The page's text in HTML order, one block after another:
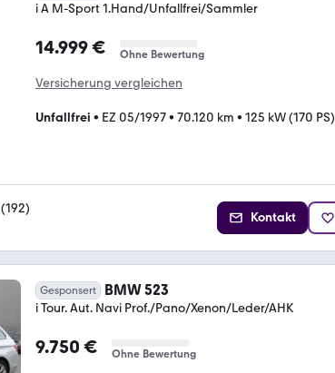
i A M-Sport 1.Hand/Unfallfrei/Sammler
14.999 € Ohne Bewertung
Versicherung vergleichen
Unfallfrei • EZ 05/1997• 70.120 km • 125 kW (170 PS)
(192)
Kontakt
Gesponsert BMW 523
i Tour. Aut. Navi Prof./Pano/Xenon/Leder/AHK
9.750 € Ohne Bewertung